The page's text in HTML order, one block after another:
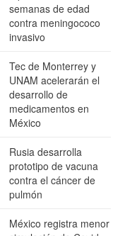
semanas de edad
contra meningococo
invasivo
Tec de Monterrey y
UNAM acelerarán el
desarrollo de
medicamentos en
México
Rusia desarrolla
prototipo de vacuna
contra el cáncer de
pulmón
México registra menor